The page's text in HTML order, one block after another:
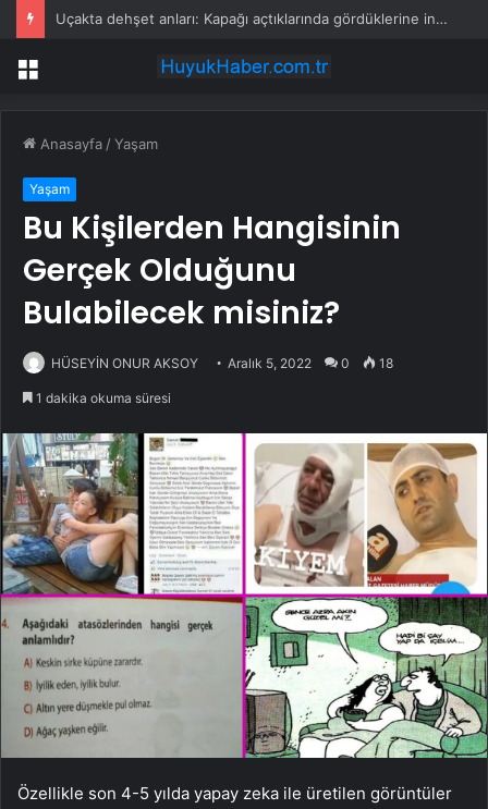
Uçakta dehşet anları: Kapağı açtıklarında gördüklerine inanamadılar
Menü
Anasayfa /Yaşam
Yaşam
Bu Kişilerden Hangisinin
Gerçek Olduğunu
Bulabilecek misiniz?
HÜSEYİN ONUR AKSOY Aralık 5, 2022 0 18
1 dakika okuma süresi
Özellikle son 4-5 yılda yapay zeka ile üretilen görüntüler